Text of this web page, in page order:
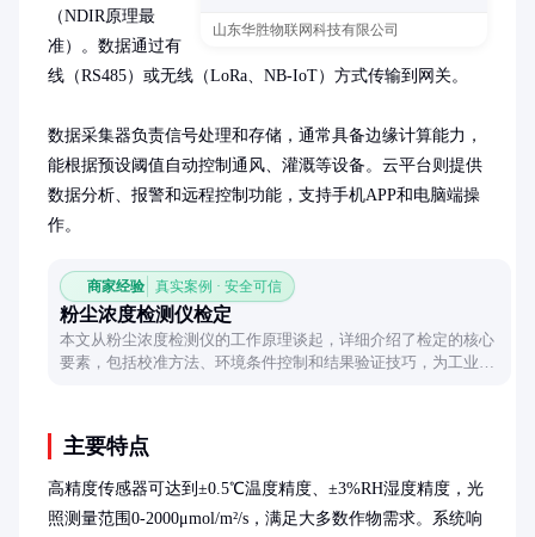
山东华胜物联网科技有限公司
（NDIR原理最
准）。数据通过有
线（RS485）或无线（LoRa、NB-IoT）方式传输到网关。
数据采集器负责信号处理和存储，通常具备边缘计算能力，
能根据预设阈值自动控制通风、灌溉等设备。云平台则提供
数据分析、报警和远程控制功能，支持手机APP和电脑端操
作。
商家经验 真实案例 · 安全可信
粉尘浓度检测仪检定
本文从粉尘浓度检测仪的工作原理谈起，详细介绍了检定的核心
要素，包括校准方法、环境条件控制和结果验证技巧，为工业环
主要特点
高精度传感器可达到±0.5℃温度精度、±3%RH湿度精度，光
照测量范围0-2000μmol/m²/s，满足大多数作物需求。系统响